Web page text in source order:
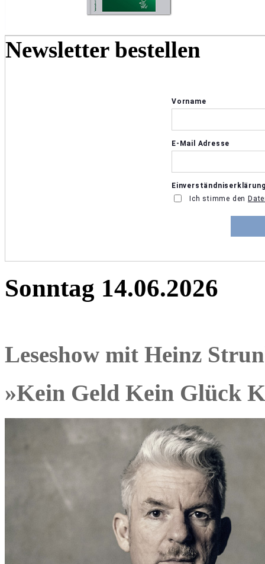
Newsletter bestellen
Sonntag 14.06.2026
Leseshow mit Heinz
»Kein Geld Kein Glück